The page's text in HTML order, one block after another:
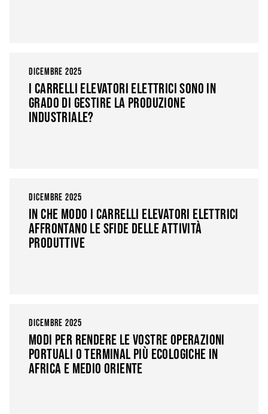
DICEMBRE 2025
I CARRELLI ELEVATORI ELETTRICI SONO IN
GRADO DI GESTIRE LA PRODUZIONE
INDUSTRIALE?
DICEMBRE 2025
IN CHE MODO I CARRELLI ELEVATORI ELETTRICI
AFFRONTANO LE SFIDE DELLE ATTIVITÀ
PRODUTTIVE
DICEMBRE 2025
MODI PER RENDERE LE VOSTRE OPERAZIONI
PORTUALI O TERMINAL PIÙ ECOLOGICHE IN
AFRICA E MEDIO ORIENTE